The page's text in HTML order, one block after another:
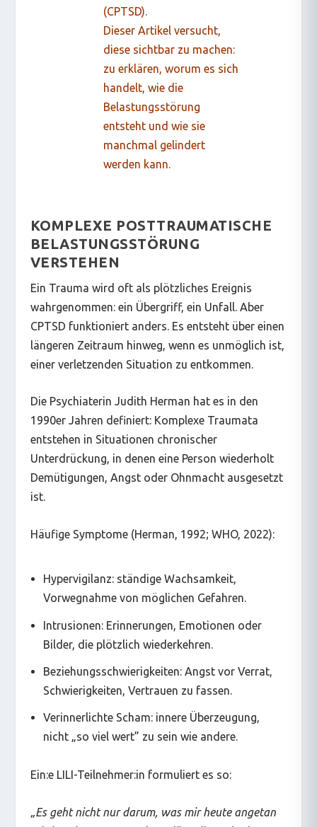
(CPTSD).
Dieser Artikel versucht,
diese sichtbar zu machen:
zu erklären, worum es sich
handelt, wie die
Belastungsstörung
entsteht und wie sie
manchmal gelindert
werden kann.
KOMPLEXE POSTTRAUMATISCHE
BELASTUNGSSTÖRUNG
VERSTEHEN
Ein Trauma wird oft als plötzliches Ereignis
wahrgenommen: ein Übergriff, ein Unfall. Aber
CPTSD funktioniert anders. Es entsteht über einen
längeren Zeitraum hinweg, wenn es unmöglich ist,
einer verletzenden Situation zu entkommen.
Die Psychiaterin Judith Herman hat es in den
1990er Jahren definiert: Komplexe Traumata
entstehen in Situationen chronischer
Unterdrückung, in denen eine Person wiederholt
Demütigungen, Angst oder Ohnmacht ausgesetzt
ist.
Häufige Symptome (Herman, 1992; WHO, 2022):
Hypervigilanz: ständige Wachsamkeit,
Vorwegnahme von möglichen Gefahren.
Intrusionen: Erinnerungen, Emotionen oder
Bilder, die plötzlich wiederkehren.
Beziehungsschwierigkeiten: Angst vor Verrat,
Schwierigkeiten, Vertrauen zu fassen.
Verinnerlichte Scham: innere Überzeugung,
nicht „so viel wert” zu sein wie andere.
Ein:e LILI-Teilnehmer:in formuliert es so:
„Es geht nicht nur darum, was mir heute angetan